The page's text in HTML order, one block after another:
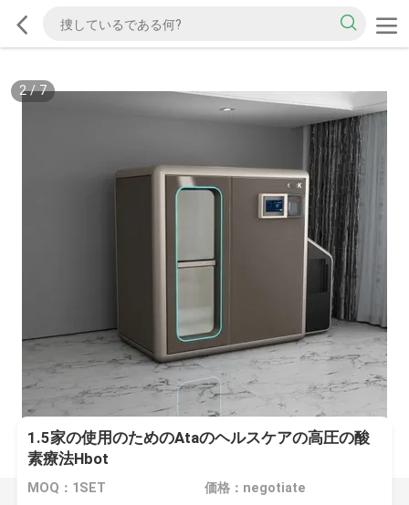
2/7
1.5家の使用のためのAtaのヘルスケアの高圧の酸
素療法Hbot
MOQ：1SET 価格：negotiate